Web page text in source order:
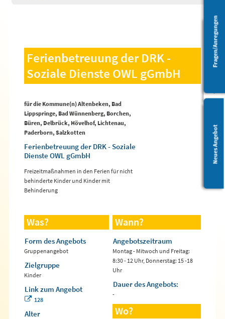
Leichte Sprache
Barrierefreiheit
Neues Angebot
Fragen/Anregungen
Ferienbetreuung der DRK -
Soziale Dienste OWL gGmbH
für die Kommune(n) Altenbeken, Bad
Lippspringe, Bad Wünnenberg, Borchen,
Büren, Delbrück, Hövelhof, Lichtenau,
Paderborn, Salzkotten
Ferienbetreuung der DRK - Soziale
Dienste OWL gGmbH
Freizeitmaßnahmen in den Ferien für nicht
behinderte Kinder und Kinder mit
Behinderung
Was?
Form des Angebots
Gruppenangebot
Zielgruppe
Kinder
Link zum Angebot
128
Alter
Wann?
Angebotszeitraum
Montag - Mitwoch und Freitag:
8:30 - 12 Uhr, Donnerstag: 15 -18
Uhr
Dauer des Angebots:
-
Wo?